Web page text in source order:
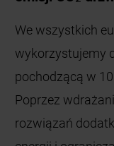
rozwiązań
energii i
CO rocznie.
w procesie
kompensujemy